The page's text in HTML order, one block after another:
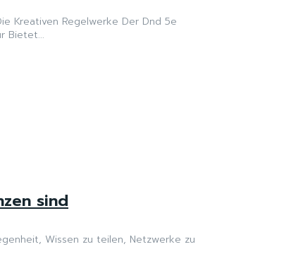
Kreativen Regelwerke Der Dnd 5e
Bietet...
sind
Wissen zu teilen, Netzwerke zu